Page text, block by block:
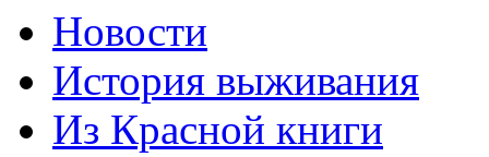
Новости
История выживания
Из Красной книги